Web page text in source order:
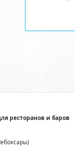
ресторанов и баров